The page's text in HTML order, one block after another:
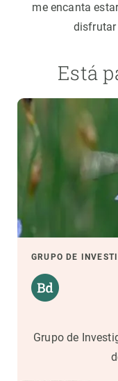
me encanta
disfrutar
Está
GRUPO DE
Grupo de